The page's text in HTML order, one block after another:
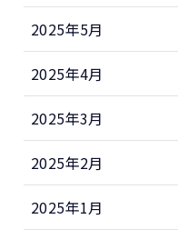
2025年5月
2025年4月
2025年3月
2025年2月
2025年1月